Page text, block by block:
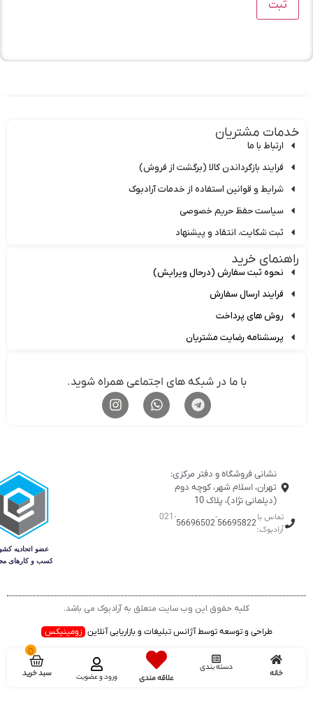
خدمات مشتریان
ارتباط با ما
فرایند بازگرداندن کالا (برگشت از فروش)
شرایط و قوانین استفاده از خدمات آرادبوک
سیاست حفظ حریم خصوصی
ثبت شکایت، انتقاد و پیشنهاد
راهنمای خرید
نحوه ثبت سفارش (درحال ویرایش)
فرایند ارسال سفارش
روش های پرداخت
پرسشنامه رضایت مشتریان
با ما در شبکه های اجتماعی همراه شوید.
نشانی فروشگاه و دفتر مرکزی:
تهران، اسلام شهر، کوچه دوم
(دیلمانی نژاد)، پلاک 10
تماس با
آرادبوک:
56695822
-
56696502
-021
کلیه حقوق این وب سایت متعلق به آرادبوک می باشد.
طراحی و توسعه توسط آژانس تبلیغات و بازاریابی آنلاین زومینیکس
دسته بندی
علاقه مندی
ورود و عضویت سبد خرید